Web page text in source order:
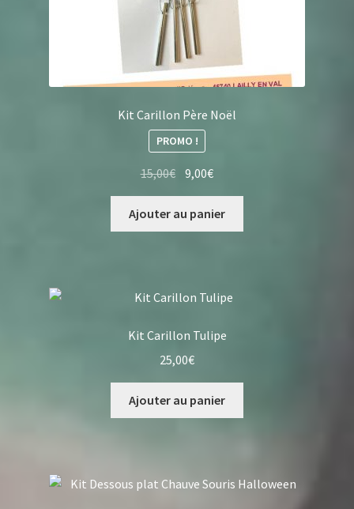
Kit Carillon Père Noël
PROMO !
15,00€ Le
prix
initial
était :
9,00€Le
prix
actuel
est :
Ajouter au panier
Kit Carillon Tulipe
25,00€
Ajouter au panier